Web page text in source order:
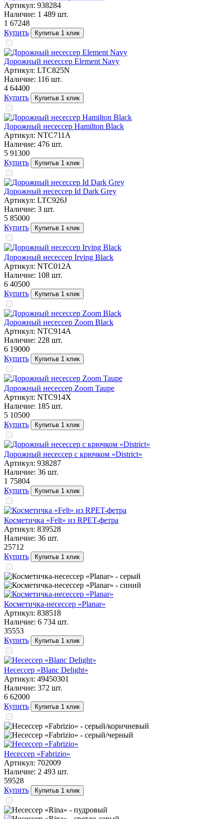
Артикул: 938284
Наличие: 1 489 шт.
1 67248
Купить
Купитьв 1 клик
Дорожный несессер Element Navy
Артикул: LTC825N
Наличие: 116 шт.
4 64400
Купить
Купитьв 1 клик
Дорожный несессер Hamilton Black
Артикул: NTC711A
Наличие: 476 шт.
5 91300
Купить
Купитьв 1 клик
Дорожный несессер Id Dark Grey
Артикул: LTC926J
Наличие: 3 шт.
5 85000
Купить
Купитьв 1 клик
Дорожный несессер Irving Black
Артикул: NTC012A
Наличие: 108 шт.
6 40500
Купить
Купитьв 1 клик
Дорожный несессер Zoom Black
Артикул: NTC914A
Наличие: 228 шт.
6 19000
Купить
Купитьв 1 клик
Дорожный несессер Zoom Taupe
Артикул: NTC914X
Наличие: 185 шт.
5 10500
Купить
Купитьв 1 клик
Дорожный несессер с крючком «District»
Артикул: 938287
Наличие: 36 шт.
1 75804
Купить
Купитьв 1 клик
Косметичка «Felt» из RPET-фетра
Артикул: 839528
Наличие: 36 шт.
25712
Купить
Купитьв 1 клик
Косметичка-несессер «Planar»
Артикул: 838518
Наличие: 6 734 шт.
35553
Купить
Купитьв 1 клик
Несессер «Blanc Delight»
Артикул: 49450301
Наличие: 372 шт.
6 62000
Купить
Купитьв 1 клик
Несессер «Fabrizio»
Артикул: 702009
Наличие: 2 493 шт.
59528
Купить
Купитьв 1 клик